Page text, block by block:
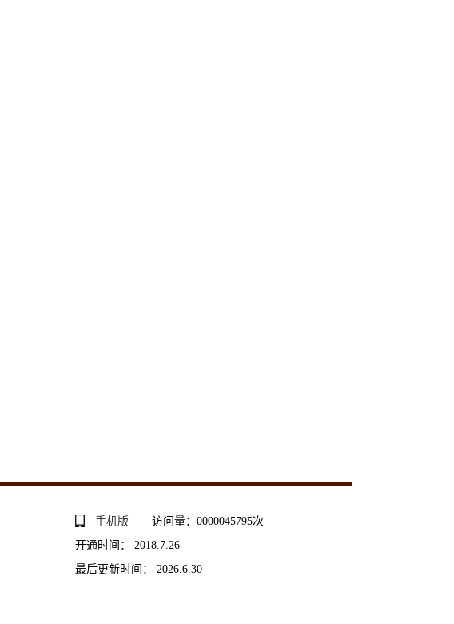
手机版 访问量： 0000045795次
开通时间： 2018.7.26
最后更新时间： 2026.6.30